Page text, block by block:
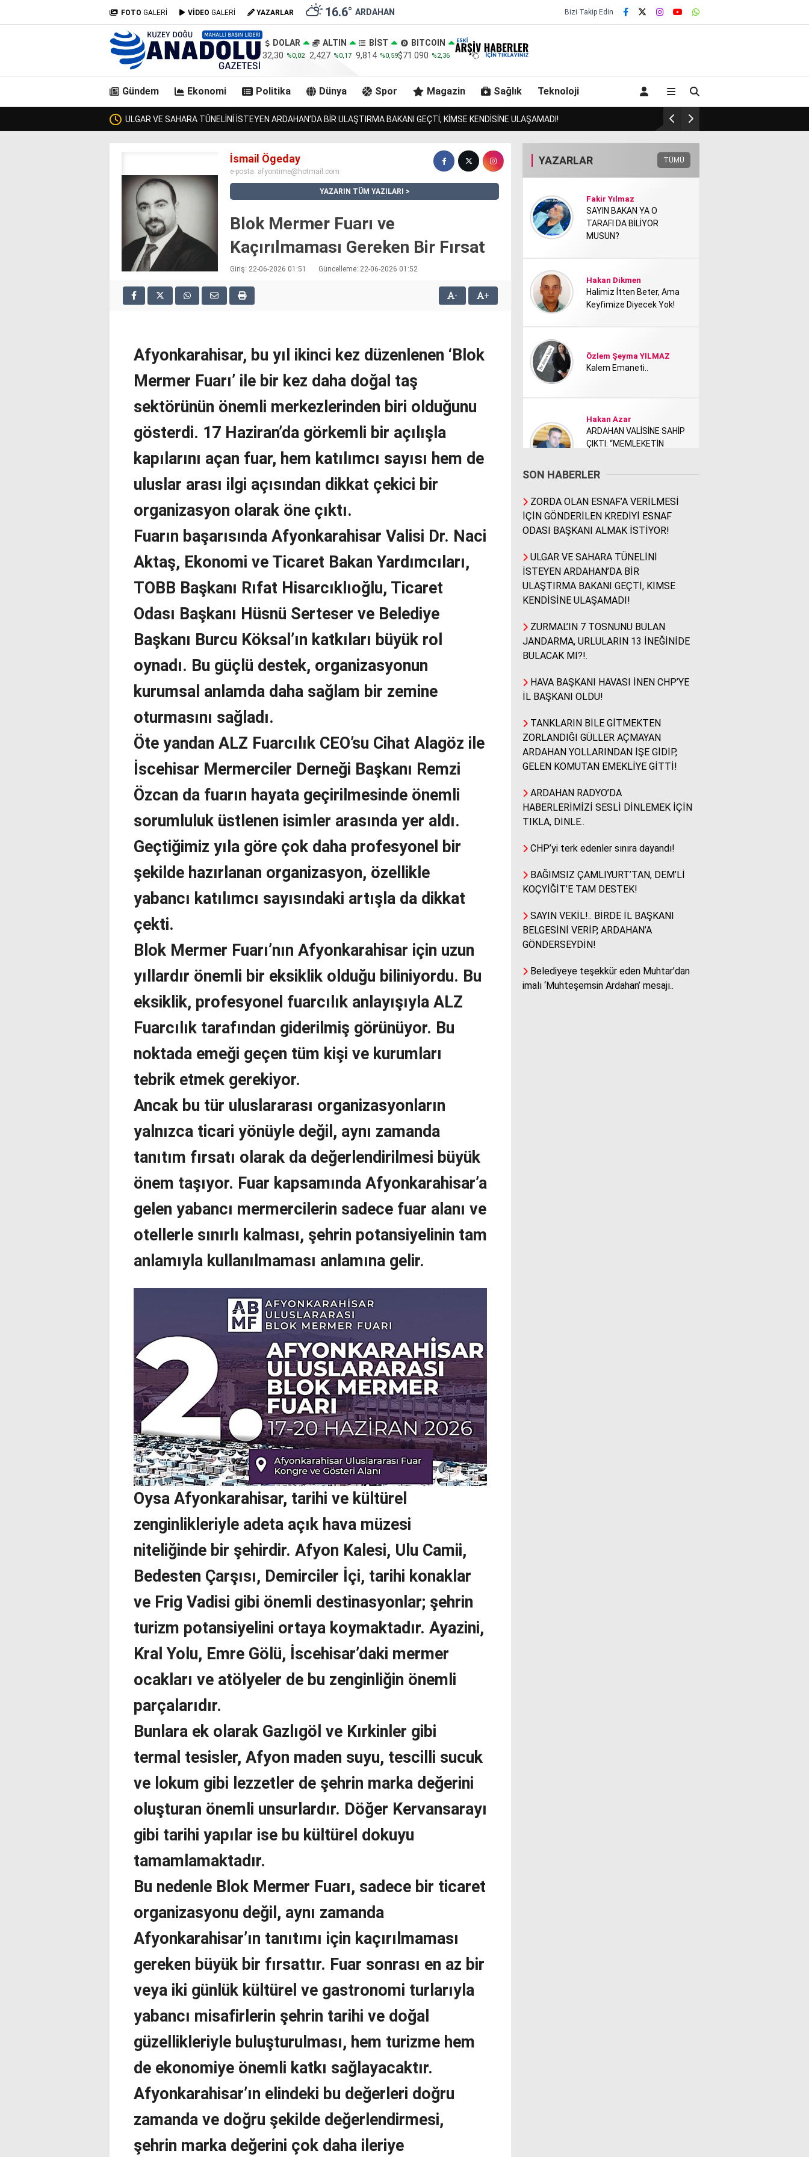
FOTO GALERİ VİDEO GALERİ YAZARLAR 16.6° ARDAHAN Bizi Takip Edin
DOLAR
32,30 %0,02
ALTIN
2,427 %0,17
BİST
9,814 %0,59
BITCOIN
$71.090 %2,36
Gündem Ekonomi Politika Dünya Spor Magazin Sağlık Teknoloji
ULAŞTIRMA BAKANI GEÇTİ, KİMSE KENDİSİNE ULAŞAMADI! ZURMAL’IN 7 TOSNUNU BULAN JANDARMA, URLULARIN 13 İNEĞİNİDE BULACAK MI?!.
İsmail Ögeday
e-posta: afyontime@hotmail.com
YAZARIN TÜM YAZILARI
Blok Mermer Fuarı ve
Kaçırılmaması Gereken Bir Fırsat
Giriş: 22-06-2026 01:51 Güncelleme: 22-06-2026 01:52
- +
Afyonkarahisar, bu yıl ikinci kez düzenlenen ‘Blok
Mermer Fuarı’ ile bir kez daha doğal taş
sektörünün önemli merkezlerinden biri olduğunu
gösterdi. 17 Haziran’da görkemli bir açılışla
kapılarını açan fuar, hem katılımcı sayısı hem de
uluslar arası ilgi açısından dikkat çekici bir
organizasyon olarak öne çıktı.
Fuarın başarısında Afyonkarahisar Valisi Dr. Naci
Aktaş, Ekonomi ve Ticaret Bakan Yardımcıları,
TOBB Başkanı Rıfat Hisarcıklıoğlu, Ticaret
Odası Başkanı Hüsnü Serteser ve Belediye
Başkanı Burcu Köksal’ın katkıları büyük rol
oynadı. Bu güçlü destek, organizasyonun
kurumsal anlamda daha sağlam bir zemine
oturmasını sağladı.
Öte yandan ALZ Fuarcılık CEO’su Cihat Alagöz ile
İscehisar Mermerciler Derneği Başkanı Remzi
Özcan da fuarın hayata geçirilmesinde önemli
sorumluluk üstlenen isimler arasında yer aldı.
Geçtiğimiz yıla göre çok daha profesyonel bir
şekilde hazırlanan organizasyon, özellikle
yabancı katılımcı sayısındaki artışla da dikkat
çekti.
Blok Mermer Fuarı’nın Afyonkarahisar için uzun
yıllardır önemli bir eksiklik olduğu biliniyordu. Bu
eksiklik, profesyonel fuarcılık anlayışıyla ALZ
Fuarcılık tarafından giderilmiş görünüyor. Bu
noktada emeği geçen tüm kişi ve kurumları
tebrik etmek gerekiyor.
Ancak bu tür uluslararası organizasyonların
yalnızca ticari yönüyle değil, aynı zamanda
tanıtım fırsatı olarak da değerlendirilmesi büyük
önem taşıyor. Fuar kapsamında Afyonkarahisar’a
gelen yabancı mermercilerin sadece fuar alanı ve
otellerle sınırlı kalması, şehrin potansiyelinin tam
anlamıyla kullanılmaması anlamına gelir.
Oysa Afyonkarahisar, tarihi ve kültürel
zenginlikleriyle adeta açık hava müzesi
niteliğinde bir şehirdir. Afyon Kalesi, Ulu Camii,
Bedesten Çarşısı, Demirciler İçi, tarihi konaklar
ve Frig Vadisi gibi önemli destinasyonlar; şehrin
turizm potansiyelini ortaya koymaktadır. Ayazini,
Kral Yolu, Emre Gölü, İscehisar’daki mermer
ocakları ve atölyeler de bu zenginliğin önemli
parçalarıdır.
Bunlara ek olarak Gazlıgöl ve Kırkinler gibi
termal tesisler, Afyon maden suyu, tescilli sucuk
ve lokum gibi lezzetler de şehrin marka değerini
oluşturan önemli unsurlardır. Döğer Kervansarayı
gibi tarihi yapılar ise bu kültürel dokuyu
tamamlamaktadır.
Bu nedenle Blok Mermer Fuarı, sadece bir ticaret
organizasyonu değil, aynı zamanda
Afyonkarahisar’ın tanıtımı için kaçırılmaması
gereken büyük bir fırsattır. Fuar sonrası en az bir
veya iki günlük kültürel ve gastronomi turlarıyla
yabancı misafirlerin şehrin tarihi ve doğal
güzellikleriyle buluşturulması, hem turizme hem
de ekonomiye önemli katkı sağlayacaktır.
Afyonkarahisar’ın elindeki bu değerleri doğru
zamanda ve doğru şekilde değerlendirmesi,
şehrin marka değerini çok daha ileriye
YAZARLAR TÜMÜ
Fakir Yılmaz
SAYIN BAKAN YA O
TARAFI DA BİLİYOR
MUSUN?
Hakan Dikmen
Halimiz İtten Beter, Ama
Keyfimize Diyecek Yok!
Özlem Şeyma YILMAZ
Kalem Emaneti..
Hakan Azar
ARDAHAN VALİSİNE SAHİP
ÇIKTI: “MEMLEKETİN
RAHATSIZ ETTİ?”
Rodi Baz
İÇİMDEKİ ŞEHİR..
İsmail Ögeday
Blok Mermer Fuarı ve
Kaçırılmaması Gereken
Bir Fırsat
Sevgi Yetmez, Alan
Yazıcıoğlu Ümit
Rahmi Koç ve Binali
Yıldırım
CHP NE YAPMALI?
Bin Yılların Kürt Efsanesi:
Aç ile Taç Arasında:
İSLAM DÜNYASININ
BUMERANGI
Tülay Dikmen
SON HABERLER
ZORDA OLAN ESNAF’A VERİLMESİ
İÇİN GÖNDERİLEN KREDİYİ ESNAF
ODASI BAŞKANI ALMAK İSTİYOR!
ULGAR VE SAHARA TÜNELİNİ
İSTEYEN ARDAHAN’DA BİR
ULAŞTIRMA BAKANI GEÇTİ, KİMSE
KENDİSİNE ULAŞAMADI!
ZURMAL’IN 7 TOSNUNU BULAN
JANDARMA, URLULARIN 13 İNEĞİNİDE
BULACAK MI?!.
HAVA BAŞKANI HAVASI İNEN CHP’YE
İL BAŞKANI OLDU!
TANKLARIN BİLE GİTMEKTEN
ZORLANDIĞI GÜLLER AÇMAYAN
ARDAHAN YOLLARINDAN İŞE GİDİP,
GELEN KOMUTAN EMEKLİYE GİTTİ!
ARDAHAN RADYO’DA
HABERLERİMİZİ SESLİ DİNLEMEK İÇİN
TIKLA, DİNLE..
CHP’yi terk edenler sınıra dayandı!
BAĞIMSIZ ÇAMLIYURT’TAN, DEM’Lİ
KOÇYİĞİT’E TAM DESTEK!
SAYIN VEKİL!.. BİRDE İL BAŞKANI
BELGESİNİ VERİP, ARDAHAN’A
GÖNDERSEYDİN!
Belediyeye teşekkür eden Muhtar’dan
imalı ‘Muhteşemsin Ardahan’ mesajı..